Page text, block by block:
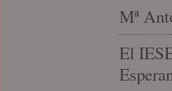
Mª
El